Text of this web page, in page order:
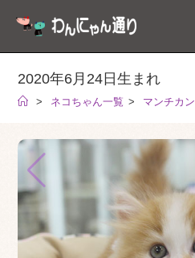
2020年6月24日生まれ
> ネコちゃん一覧 > マンチカン